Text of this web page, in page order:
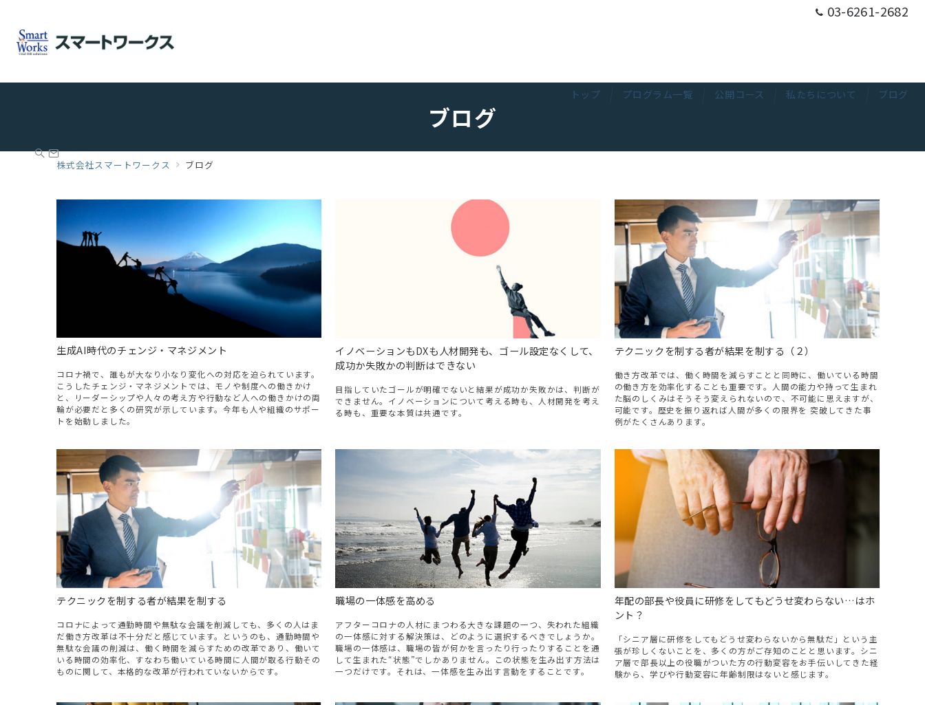
03-6261-2682
トップ プログラム一覧 公開コース 私たちについて ブログ
ブログ
株式会社スマートワークス ブログ
生成AI時代のチェンジ・マネジメント
コロナ禍で、誰もが大なり小なり変化への対応を迫られています。
こうしたチェンジ・マネジメントでは、モノや制度への働きかけ
と、リーダーシップや人々の考え方や行動など人への働きかけの両
輪が必要だと多くの研究が示しています。今年も人や組織のサポー
トを始動しました。
イノベーションもDXも人材開発も、ゴール設定なくして、
成功か失敗かの判断はできない
目指していたゴールが明確でないと結果が成功か失敗かは、判断が
できません。イノベーションについて考える時も、人材開発を考え
る時も、重要な本質は共通です。
テクニックを制する者が結果を制する（２）
働き方改革では、働く時間を減らすことと同時に、働いている時間
の働き方を効率化することも重要です。人間の能力や持って生まれ
た脳のしくみはそうそう変えられないので、不可能に思えますが、
可能です。歴史を振り返れば人間が多くの限界を 突破してきた事
例がたくさんあります。
テクニックを制する者が結果を制する
コロナによって通勤時間や無駄な会議を削減しても、多くの人はま
だ働き方改革は不十分だと感じています。というのも、通勤時間や
無駄な会議の削減は、働く時間を減らすための改革であり、働いて
いる時間の効率化、すなわち働いている時間に人間が取る行動その
ものに関して、本格的な改革が行われていないからです。
職場の一体感を高める
アフターコロナの人材にまつわる大きな課題の一つ、失われた組織
の一体感に対する解決策は、どのように選択するべきでしょうか。
職場の一体感は、職場の皆が何かを言ったり行ったりすることを通
して生まれた“状態”でしかありません。この状態を生み出す方法は
一つだけです。それは、一体感を生み出す言動をすることです。
年配の部長や役員に研修をしてもどうせ変わらない…はホ
ント？
「シニア層に研修をしてもどうせ変わらないから無駄だ」という主
張が珍しくないことを、多くの方がご存知のことと思います。シニ
ア層で部長以上の役職がついた方の行動変容をお手伝いしてきた経
験から、学びや行動変容に年齢制限はないと感じます。